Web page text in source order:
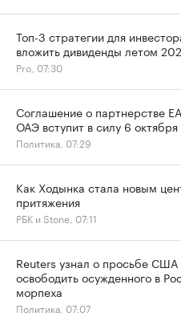
Топ-3 стратегии для
вложить дивиденды летом
Pro, 07:30
Соглашение о партнерстве
ОАЭ вступит в силу 6 октября
Политика, 07:29
Как Ходынка стала новым
притяжения
РБК и Stone, 07:11
Reuters узнал о просьбе США
освободить осужденного в
морпеха
Политика, 07:07